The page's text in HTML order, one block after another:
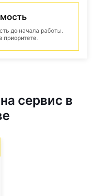
до начала работы.
приоритете.
сервис в